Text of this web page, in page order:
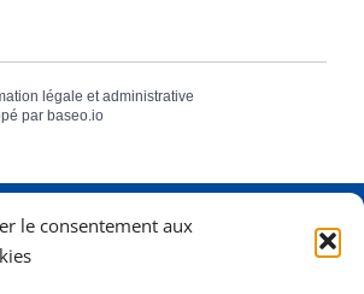
le consentement aux
légale et administrative
par baseo.io
Dame Pernette